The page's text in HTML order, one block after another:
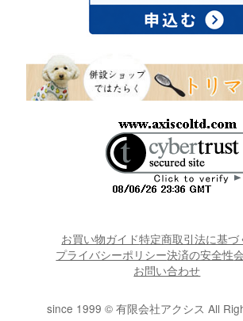
お買い物ガイド特定商取引法に基づ
プライバシーポリシー決済の安全性
お問い合わせ
since 1999 © 有限会社アクシス All